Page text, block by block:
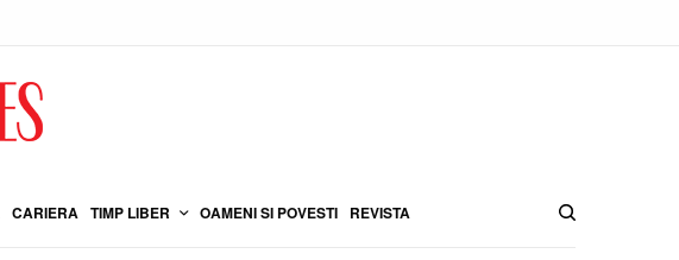
CARIERA TIMP LIBER OAMENI SI POVESTI REVISTA